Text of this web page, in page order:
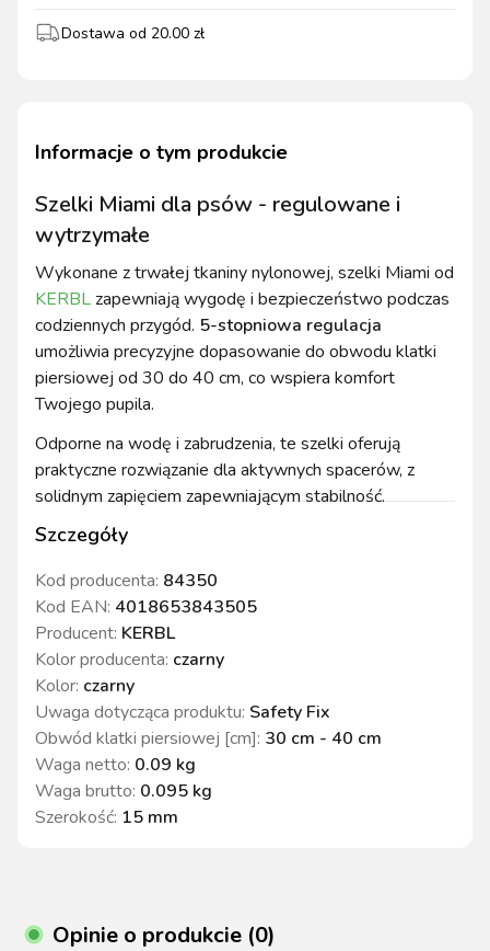
Dostawa od 20.00 zł
Szczegóły
Kod producenta: 84350
Kod EAN: 4018653843505
Producent: KERBL
Kolor producenta: czarny
Kolor: czarny
Uwaga dotycząca produktu: Safety Fix
Obwód klatki piersiowej [cm]: 30 cm - 40 cm
Waga netto: 0.09 kg
Waga brutto: 0.095 kg
Szerokość: 15 mm
Informacje o tym produkcie
Szelki Miami dla psów - regulowane i
wytrzymałe
Wykonane z trwałej tkaniny nylonowej, szelki Miami od
KERBLzapewniają wygodę i bezpieczeństwo podczas
codziennych przygód. 5-stopniowa regulacja
umożliwia precyzyjne dopasowanie do obwodu klatki
piersiowej od 30 do 40 cm, co wspiera komfort
Twojego pupila.
Odporne na wodę i zabrudzenia, te szelki oferują
praktyczne rozwiązanie dla aktywnych spacerów, z
solidnym zapięciem zapewniającym stabilność.
Opinie o produkcie (0)